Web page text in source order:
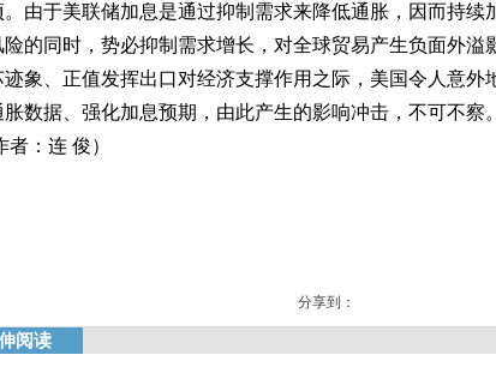
。由于美联储加息是通过抑制需求来降低通胀，因而持续
险的同时，势必抑制需求增长，对全球贸易产生负面外溢
迹象、正值发挥出口对经济支撑作用之际，美国令人意外
胀数据、强化加息预期，由此产生的影响冲击，不可不察
者：连 俊）
分享到：
阅读